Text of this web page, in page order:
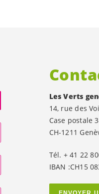
Les Verts
14, rue des
Case postale
CH-1211
Tél. + 41 22
IBAN :CH15